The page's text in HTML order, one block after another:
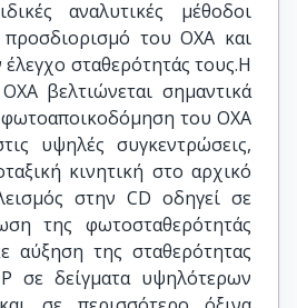
αναλυτικές μέθοδοι
προσδιορισμό του ΟΧΑ και
έλεγχο σταθερότητάς τους.Η
βελτιώνεται σημαντικά
του ΟΧΑ
υψηλές συγκεντρώσεις,
κινητική στο αρχικό
στην CD οδηγεί σε
της φωτοσταθερότητάς
αύξηση της σταθερότητας
σε δείγματα υψηλότερων